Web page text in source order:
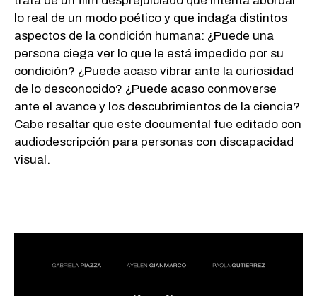
lo real de un modo poético y que indaga distintos
aspectos de la condición humana: ¿Puede una
persona ciega ver lo que le está impedido por su
condición? ¿Puede acaso vibrar ante la curiosidad
de lo desconocido? ¿Puede acaso conmoverse
ante el avance y los descubrimientos de la ciencia?
Cabe resaltar que este documental fue editado con
audiodescripción para personas con discapacidad
visual.